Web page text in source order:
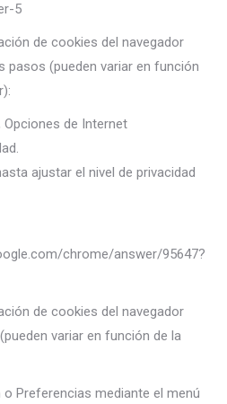
5
de cookies del navegador
pasos (pueden variar en función
Opciones de Internet
ajustar el nivel de privacidad
chrome/answer/95647?
de cookies del navegador
variar en función de la
o Preferencias mediante el menú